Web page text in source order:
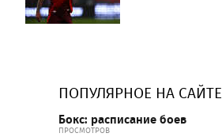
ПОПУЛЯРНОЕ НА САЙТЕ
Бокс: расписание боев
ПРОСМОТРОВ